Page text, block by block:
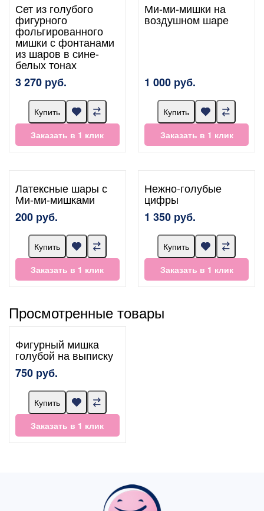
Сет из голубого
фигурного
фольгированного
мишки с фонтанами
из шаров в сине-
белых тонах
3 270 руб.
Купить
Заказать в 1 клик
Ми-ми-мишки на
воздушном шаре
1 000 руб.
Купить
Заказать в 1 клик
Латексные шары с
Ми-ми-мишками
200 руб.
Купить
Заказать в 1 клик
Нежно-голубые
цифры
1 350 руб.
Купить
Заказать в 1 клик
Просмотренные товары
Фигурный мишка
голубой на выписку
750 руб.
Купить
Заказать в 1 клик